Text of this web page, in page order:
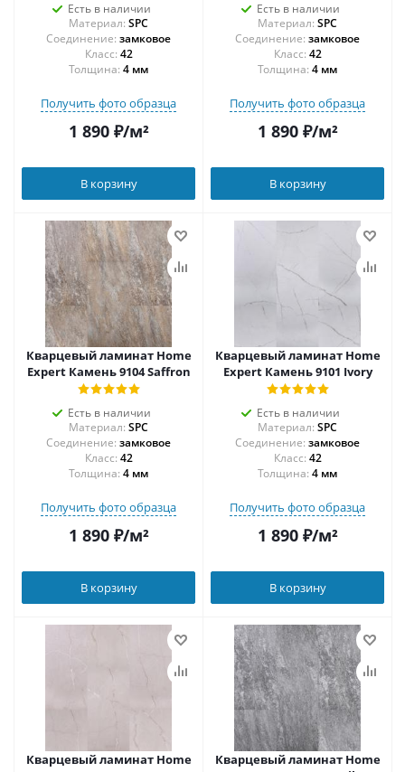
Есть в наличии
Материал: SPC
Соединение: замковое
42
Толщина: 4 мм
Получить фото образца
1 890₽/м²
В корзину
Есть в наличии
Материал: SPC
Соединение: замковое
42
Толщина: 4 мм
Получить фото образца
1 890₽/м²
В корзину
Кварцевый ламинат Home
Expert Камень 9104 Saffron
Есть в наличии
Материал: SPC
Соединение: замковое
42
Толщина: 4 мм
Получить фото образца
1 890₽/м²
В корзину
Кварцевый ламинат Home
Expert Камень 9101 Ivory
Есть в наличии
Материал: SPC
Соединение: замковое
42
Толщина: 4 мм
Получить фото образца
1 890₽/м²
В корзину
Кварцевый ламинат Home
Кварцевый ламинат Home